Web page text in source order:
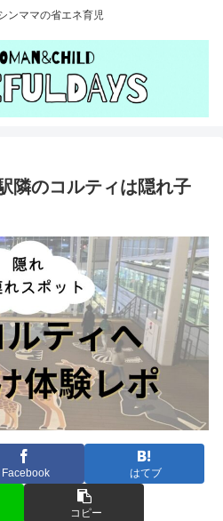
ンママの省エネ育児
隣のコルティは隠れ子
Facebook はてブ
コピー